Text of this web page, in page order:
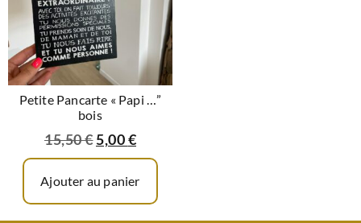
Petite Pancarte « Papi …”
bois
15,50€ 5,00€
Ajouter au panier